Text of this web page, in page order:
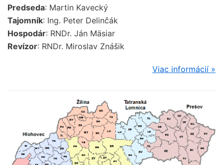
Predseda: Martin Kavecký
Tajomník: Ing. Peter Delinčák
Hospodár: RNDr. Ján Mäsiar
Revízor: RNDr. Miroslav Znášik
Viac informácií »